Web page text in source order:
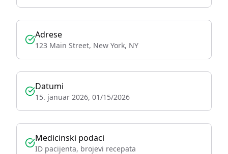
Adrese
123 Main Street, New York, NY
Datumi
15. januar 2026, 01/15/2026
Medicinski podaci
ID pacijenta, brojevi recepata